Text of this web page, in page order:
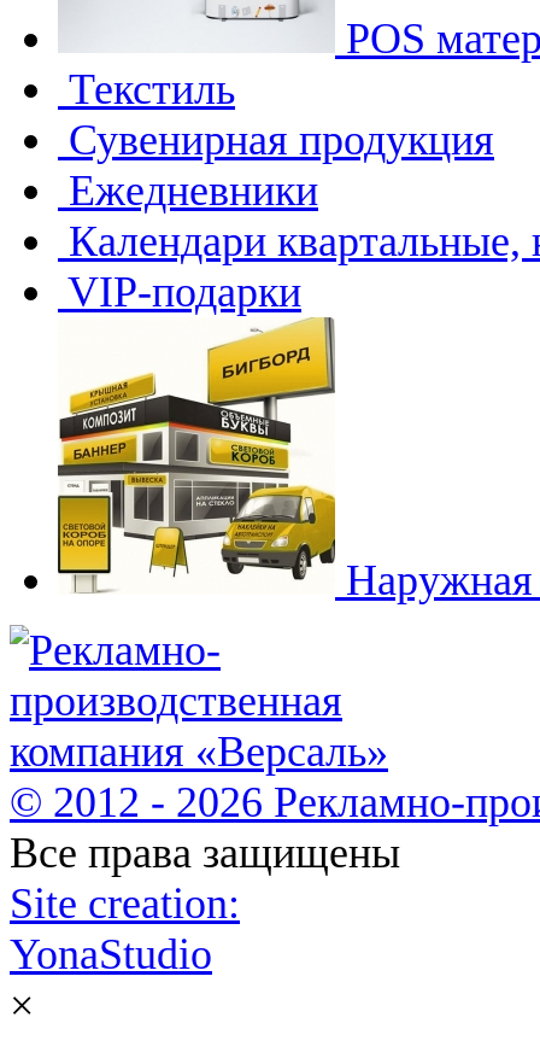
POS
Текстиль
Сувенирная продукция
Ежедневники
Календари
VIP-подарки
Наружная
© 2012 - 2026 Рекламно-
Все права защищены
Site creation:
YonaStudio
×